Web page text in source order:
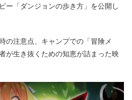
ー「ダンジョンの歩き方」を公開し
の注意点、キャンプでの「冒険メ
が生き抜くための知恵が詰まった映